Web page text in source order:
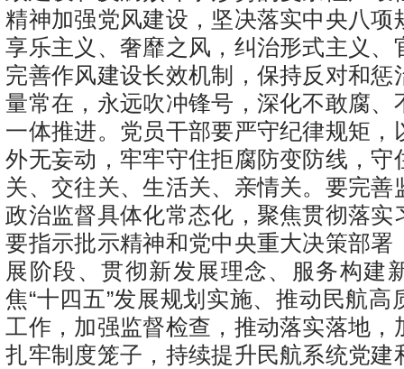
精神加强党风建设，坚决落实中央八项
享乐主义、奢靡之风，纠治形式主义、
完善作风建设长效机制，保持反对和惩
量常在，永远吹冲锋号，深化不敢腐、
一体推进。党员干部要严守纪律规矩，
外无妄动，牢牢守住拒腐防变防线，守
关、交往关、生活关、亲情关。要完善
政治监督具体化常态化，聚焦贯彻落实
要指示批示精神和党中央重大决策部署
展阶段、贯彻新发展理念、服务构建
焦“十四五”发展规划实施、推动民航高
工作，加强监督检查，推动落实落地，
扎牢制度笼子，持续提升民航系统党建